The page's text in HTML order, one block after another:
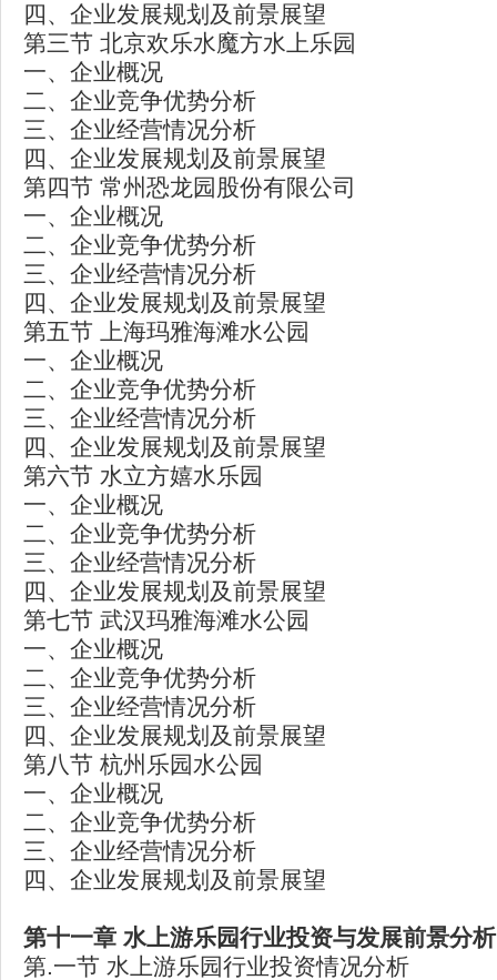
四、企业发展规划及前景展望
第三节 北京欢乐水魔方水上乐园
一、企业概况
二、企业竞争优势分析
三、企业经营情况分析
四、企业发展规划及前景展望
第四节 常州恐龙园股份有限公司
一、企业概况
二、企业竞争优势分析
三、企业经营情况分析
四、企业发展规划及前景展望
第五节 上海玛雅海滩水公园
一、企业概况
二、企业竞争优势分析
三、企业经营情况分析
四、企业发展规划及前景展望
第六节 水立方嬉水乐园
一、企业概况
二、企业竞争优势分析
三、企业经营情况分析
四、企业发展规划及前景展望
第七节 武汉玛雅海滩水公园
一、企业概况
二、企业竞争优势分析
三、企业经营情况分析
四、企业发展规划及前景展望
第八节 杭州乐园水公园
一、企业概况
二、企业竞争优势分析
三、企业经营情况分析
四、企业发展规划及前景展望
第十一章 水上游乐园行业投资与发展前景分析
第.一节 水上游乐园行业投资情况分析